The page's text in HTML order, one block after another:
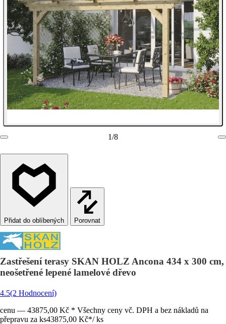
1/8
Porovnat
Zastřešení terasy SKAN HOLZ Ancona 434 x 300 cm,
neošetřené lepené lamelové dřevo
4.5(2 Hodnocení)
cenu — 43875,00 Kč * Všechny ceny vč. DPH a bez nákladů na
přepravu za ks43875,00 Kč*/ ks